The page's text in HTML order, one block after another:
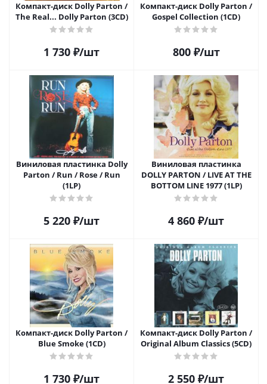
Компакт-диск Dolly Parton /
The Real... Dolly Parton (3CD)
1 730 ₽/шт
Компакт-диск Dolly Parton /
Gospel Collection (1CD)
800₽/шт
Виниловая пластинка Dolly
Parton / Run / Rose / Run
(1LP)
5 220 ₽/шт
Виниловая пластинка
DOLLY PARTON / LIVE AT THE
BOTTOM LINE 1977 (1LP)
4 860 ₽/шт
Компакт-диск Dolly Parton /
Blue Smoke (1CD)
1 730 ₽/шт
Компакт-диск Dolly Parton /
Original Album Classics (5CD)
2 550 ₽/шт